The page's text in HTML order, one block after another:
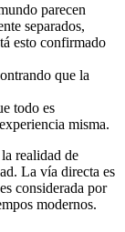
parecen
separados,
esto confirmado
que la
todo es
misma.
realidad de
La vía directa es
considerada por
modernos.